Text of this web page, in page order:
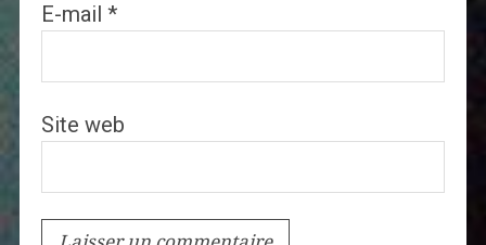
E-mail *
Site web